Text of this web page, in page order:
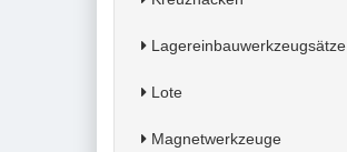
Lagereinbauwerkzeugsätze
Lote
Magnetwerkzeuge